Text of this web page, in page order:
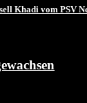
Khadi vom PSV